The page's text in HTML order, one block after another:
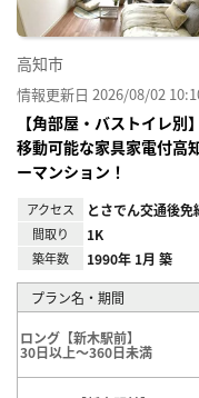
高知市
情報更新日 2026/08/02
【角部屋・バストイレ
移動可能な家具家電付高
ーマンション！
アクセス とさでん交通後免
間取り 1K
築年数 1990年 1月 築
プラン名・期間
ロング【新木駅前】
30日以上～360日未満